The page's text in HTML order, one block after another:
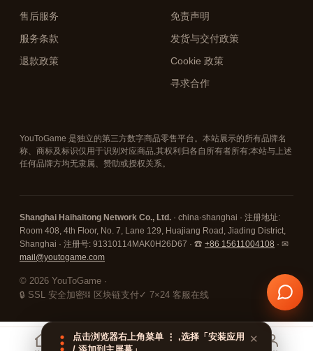
售后服务
服务条款
退款政策
免责声明
发货与交付政策
Cookie 政策
寻求合作
YouToGame 是独立的第三方数字商品零售平台。本站展示的所有品牌名
称、商标及标识仅用于识别对应商品,其权利归各自所有者所有;本站与上述
任何品牌方均无隶属、赞助或授权关系。
Shanghai Haihaitong Network Co., Ltd. · china·shanghai · 注册地址:
Room 408, 4th Floor, No. 7, Lane 129, Huajiang Road, Jiading District,
Shanghai · 注册号: 91310114MAK0H26D67 · ☎ +86 15611004108 · ✉
mail@youtogame.com
© 2026 YouToGame ·
🔒 SSL 安全加密⛓ 区块链支付✓ 7×24 客服在线
点击浏览器右上角菜单 ⋮ ,选择「安装应用
✕